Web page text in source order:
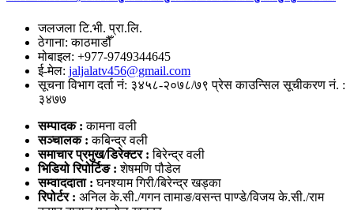
जलजला टि.भी. प्रा.लि.
ठेगाना: काठमाडौँ
मोबाइल: +977-9749344645
ई-मेल: jaljalatv456@gmail.com
सूचना विभाग दर्ता नं: ३४५८-२०७८/७९ प्रेस काउन्सिल सूचीकरण नं. :
३४७७
सम्पादक :कामना वली
सञ्‍चालक : कबिन्द्र वली
समाचार प्रमुख/डिरेक्टर :बिरेन्द्र वली
भिडियो रिपोर्टिङ : शेषमणि पौडेल
सम्वाददाता :घनश्याम गिरी/बिरेन्द्र खड्का
रिपोर्टर : अनिल के.सी./गगन तामाङ/वसन्त पाण्डे/विजय के.सी./राम